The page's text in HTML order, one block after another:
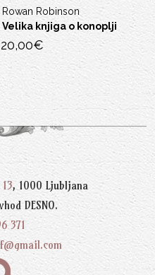
Rowan Robinson
Velika knjiga o konoplji
20,00€
, 1000 Ljubljana
DESNO.
371